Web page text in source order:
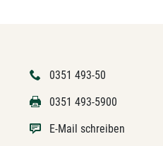
0351 493-50
0351 493-5900
E-Mail schreiben